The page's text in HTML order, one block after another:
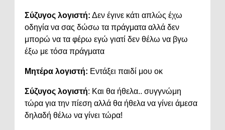
Σύζυγος λογιστή: Δεν έγινε κάτι απλώς έχω
οδηγία να σας δώσω τα πράγματα αλλά δεν
μπορώ να τα φέρω εγώ γιατί δεν θέλω να βγω
έξω με τόσα πράγματα
Μητέρα λογιστή: Εντάξει παιδί μου οκ
Σύζυγος λογιστή: Και θα ήθελα.. συγγνώμη
τώρα για την πίεση αλλά θα ήθελα να γίνει άμεσα
δηλαδή θέλω να γίνει τώρα!